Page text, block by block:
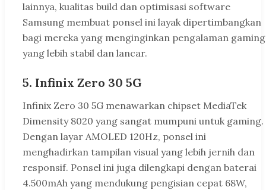
lainnya, kualitas build dan optimisasi software
Samsung membuat ponsel ini layak dipertimbangkan
bagi mereka yang menginginkan pengalaman gaming
yang lebih stabil dan lancar.
5. Infinix Zero 30 5G
Infinix Zero 30 5G menawarkan chipset MediaTek
Dimensity 8020 yang sangat mumpuni untuk gaming.
Dengan layar AMOLED 120Hz, ponsel ini
menghadirkan tampilan visual yang lebih jernih dan
responsif. Ponsel ini juga dilengkapi dengan baterai
4.500mAh yang mendukung pengisian cepat 68W,